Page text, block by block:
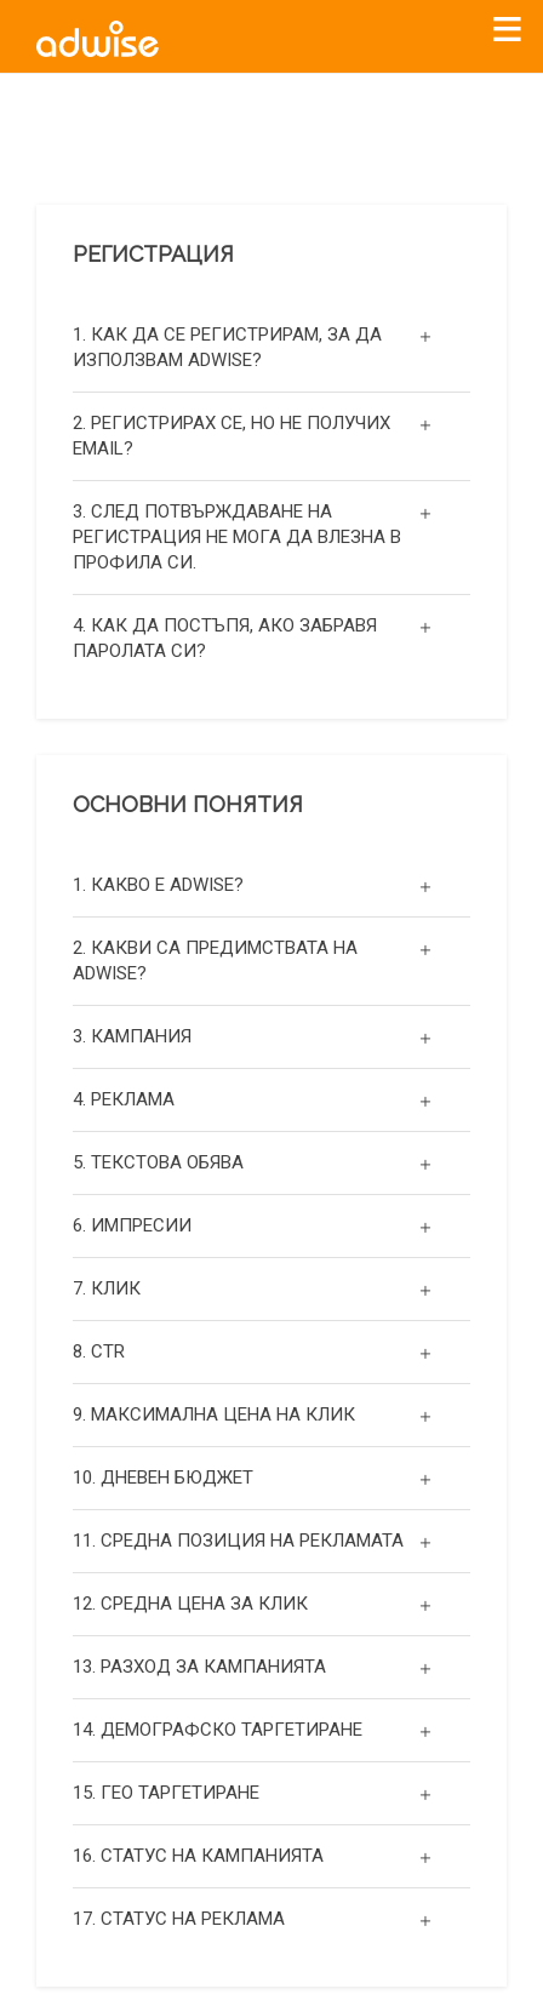
РЕГИСТРАЦИЯ
1. КАК ДА СЕ РЕГИСТРИРАМ, ЗА ДА
ИЗПОЛЗВАМ ADWISE?
2. РЕГИСТРИРАХ СЕ, НО НЕ ПОЛУЧИХ
EMAIL?
3. СЛЕД ПОТВЪРЖДАВАНЕ НА
РЕГИСТРАЦИЯ НЕ МОГА ДА ВЛЕЗНА В
ПРОФИЛА СИ.
4. КАК ДА ПОСТЪПЯ, АКО ЗАБРАВЯ
ПАРОЛАТА СИ?
ОСНОВНИ ПОНЯТИЯ
1. КАКВО Е ADWISE?
2. КАКВИ СА ПРЕДИМСТВАТА НА
ADWISE?
3. КАМПАНИЯ
4. РЕКЛАМА
5. ТЕКСТОВА ОБЯВА
6. ИМПРЕСИИ
7. КЛИК
8. CTR
9. МАКСИМАЛНА ЦЕНА НА КЛИК
10. ДНЕВЕН БЮДЖЕТ
11. СРЕДНА ПОЗИЦИЯ НА РЕКЛАМАТА
12. СРЕДНА ЦЕНА ЗА КЛИК
13. РАЗХОД ЗА КАМПАНИЯТА
14. ДЕМОГРАФСКО ТАРГЕТИРАНЕ
15. ГЕО ТАРГЕТИРАНЕ
16. СТАТУС НА КАМПАНИЯТА
17. СТАТУС НА РЕКЛАМА